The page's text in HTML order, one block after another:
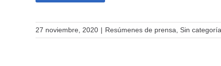
27 noviembre, 2020 | Resúmenes de prensa Sin categoría